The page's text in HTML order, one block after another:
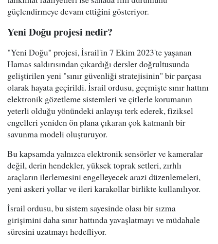
güçlendirmeye devam ettiğini gösteriyor.
Yeni Doğu projesi nedir?
"Yeni Doğu" projesi, İsrail'in 7 Ekim 2023'te yaşanan
Hamas saldırısından çıkardığı dersler doğrultusunda
geliştirilen yeni "sınır güvenliği stratejisinin" bir parçası
olarak hayata geçirildi. İsrail ordusu, geçmişte sınır hattını
elektronik gözetleme sistemleri ve çitlerle korumanın
yeterli olduğu yönündeki anlayışı terk ederek, fiziksel
engelleri yeniden ön plana çıkaran çok katmanlı bir
savunma modeli oluşturuyor.
Bu kapsamda yalnızca elektronik sensörler ve kameralar
değil, derin hendekler, yüksek toprak setleri, zırhlı
araçların ilerlemesini engelleyecek arazi düzenlemeleri,
yeni askeri yollar ve ileri karakollar birlikte kullanılıyor.
İsrail ordusu, bu sistem sayesinde olası bir sızma
girişimini daha sınır hattında yavaşlatmayı ve müdahale
süresini uzatmayı hedefliyor.